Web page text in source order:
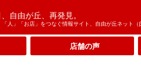
自由が丘、再発見。
「人」「お店」をつなぐ情報サイト、自由が丘ネット（
店舗の声